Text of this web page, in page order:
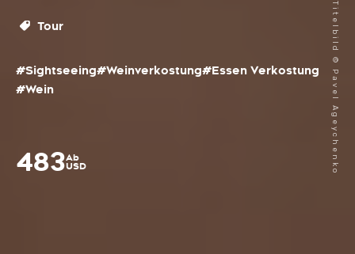
Tour
#Sightseeing#Weinverkostung#Essen Verkostung
#Wein
483Ab
USD Titelbild © Pavel Ageychenko